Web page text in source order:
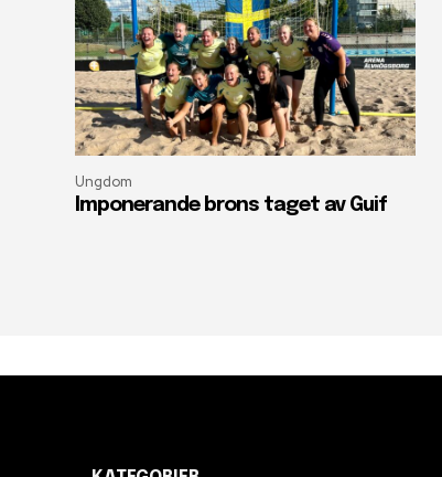
Ungdom
Imponerande brons taget av Guif